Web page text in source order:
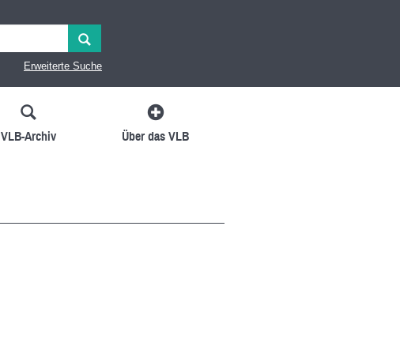
Erweiterte Suche
VLB-Archiv Über das VLB